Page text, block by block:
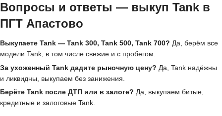
Вопросы и ответы — выкуп Tank в
ПГТ Апастово
Выкупаете Tank — Tank 300, Tank 500, Tank 700? Да, берём все
модели Tank, в том числе свежие и с пробегом.
За ухоженный Tank дадите рыночную цену? Да, Tank надёжны
и ликвидны, выкупаем без занижения.
Берёте Tank после ДТП или в залоге? Да, выкупаем битые,
кредитные и залоговые Tank.